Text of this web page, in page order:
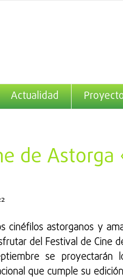
Actualidad
de
cinéfilos astorganos y
del Festival de Cine
se proyectarán
que cumple su